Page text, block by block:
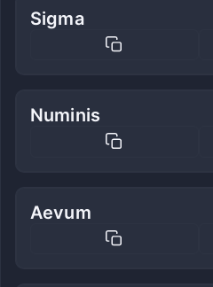
Sigma
Numinis
Aevum